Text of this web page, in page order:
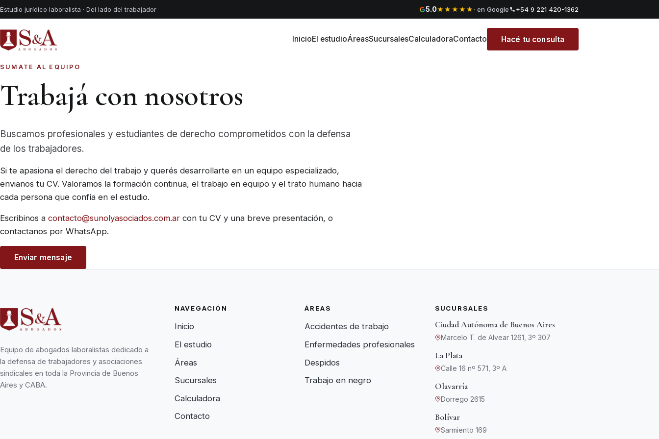
Saltar al contenido
Estudio jurídico laboralista · Del lado del trabajador 5.0★★★★★· en Google +54 9 221 420-1362
InicioEl estudioÁreasSucursalesCalculadoraContacto Hacé tu consulta
SUMATE AL EQUIPO
Trabajá con nosotros
Buscamos profesionales y estudiantes de derecho comprometidos con la defensa
de los trabajadores.
Si te apasiona el derecho del trabajo y querés desarrollarte en un equipo especializado,
envianos tu CV. Valoramos la formación continua, el trabajo en equipo y el trato humano hacia
cada persona que confía en el estudio.
Escribinos a contacto@sunolyasociados.com.ar con tu CV y una breve presentación, o
contactanos por WhatsApp.
Enviar mensaje
Equipo de abogados laboralistas dedicado a
la defensa de trabajadores y asociaciones
sindicales en toda la Provincia de Buenos
Aires y CABA.
NAVEGACIÓN
Inicio
El estudio
Áreas
Sucursales
Calculadora
Contacto
ÁREAS
Accidentes de trabajo
Enfermedades profesionales
Despidos
Trabajo en negro
SUCURSALES
Ciudad Autónoma de Buenos Aires
Marcelo T. de Alvear 1261, 3º 307
La Plata
Calle 16 nº 571, 3º A
Olavarría
Dorrego 2615
Bolívar
Sarmiento 169